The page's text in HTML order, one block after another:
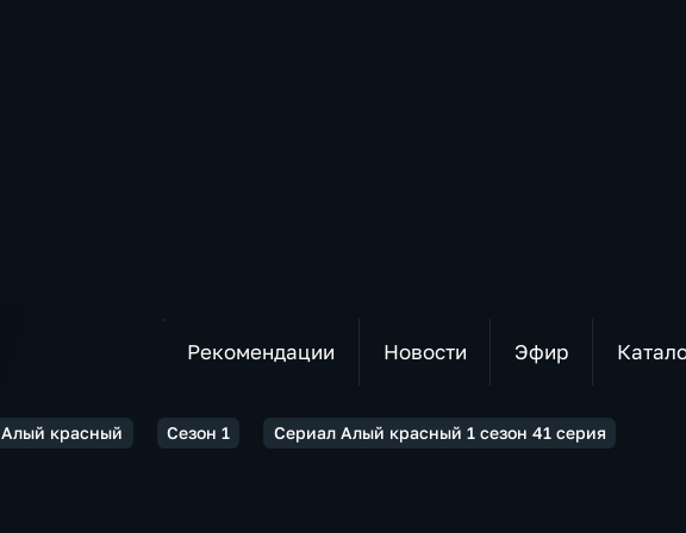
Рекомендации Новости Эфир
Алый красный Сезон 1 Сериал Алый красный 1 сезон 41 серия